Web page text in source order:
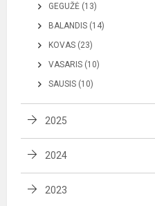
GEGUŽĖ (13)
BALANDIS (14)
KOVAS (23)
VASARIS (10)
SAUSIS (10)
2025
2024
2023